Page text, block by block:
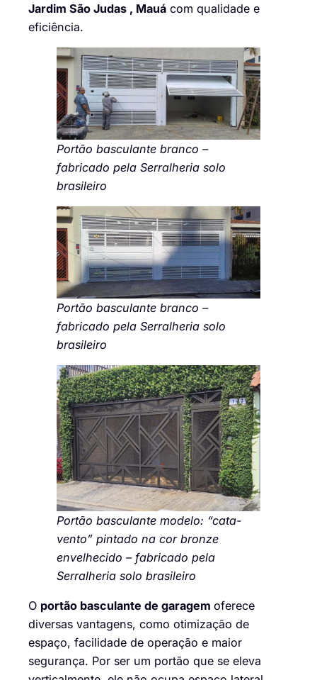
Jardim São Judas , Mauá com qualidade e
eficiência.
Portão basculante branco –
fabricado pela Serralheria solo
brasileiro
Portão basculante branco –
fabricado pela Serralheria solo
brasileiro
Portão basculante modelo: “cata-
vento” pintado na cor bronze
envelhecido – fabricado pela
Serralheria solo brasileiro
O portão basculante de garagem oferece
diversas vantagens, como otimização de
espaço, facilidade de operação e maior
segurança. Por ser um portão que se eleva